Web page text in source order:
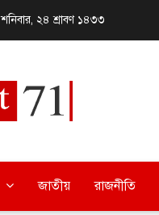
শনিবার, ২৪ শ্রাবণ ১৪৩৩
জাতীয় রাজনীতি